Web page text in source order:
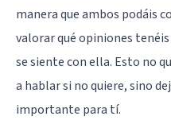
manera que ambos podáis
valorar qué opiniones
se siente con ella. Esto no
a hablar si no quiere, sino
importante para tí.